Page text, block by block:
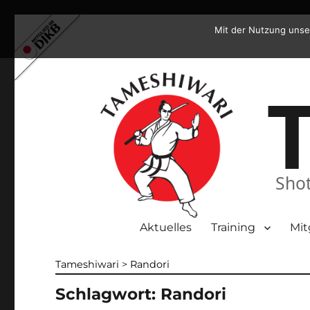
Aktuelles Training
Tameshiwari > Randori
Schlagwort: Randori
Mit der Nutzung